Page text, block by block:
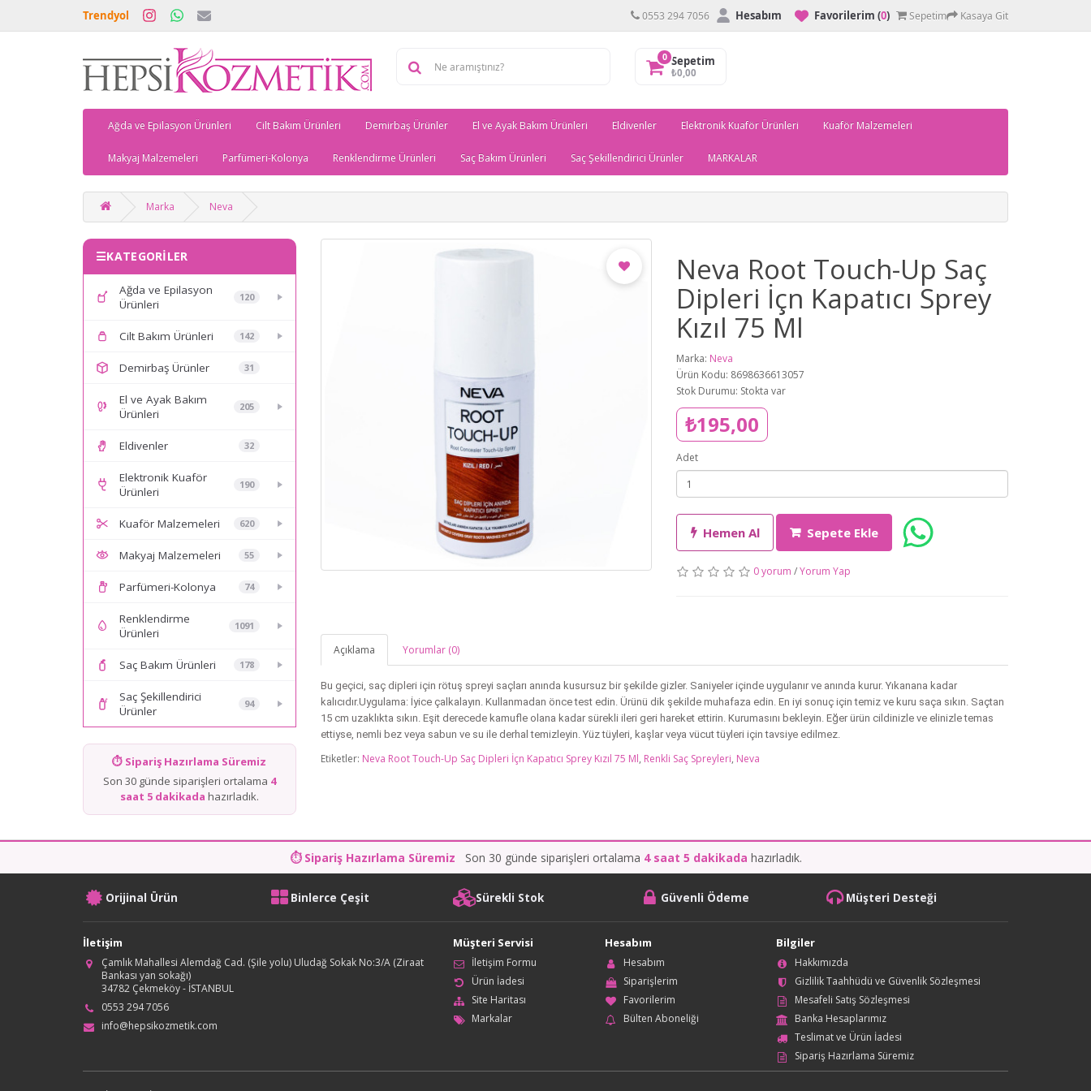
Trendyol 0553 294 7056 Hesabım Favorilerim (0) Sepetim Kasaya Git
0 Sepetim
₺0,00
Ağda ve Epilasyon Ürünleri Cilt Bakım Ürünleri Demirbaş Ürünler El ve Ayak Bakım Ürünleri Eldivenler Elektronik Kuaför Ürünleri Kuaför Malzemeleri
Makyaj Malzemeleri Parfümeri-Kolonya Renklendirme Ürünleri Saç Bakım Ürünleri Saç Şekillendirici Ürünler MARKALAR
Marka Neva
KATEGORİLER
Ağda ve Epilasyon
Ürünleri
120
Cilt Bakım Ürünleri 142
Demirbaş Ürünler 31
El ve Ayak Bakım
Ürünleri
205
Eldivenler 32
Elektronik Kuaför
Ürünleri
190
Kuaför Malzemeleri 620
Makyaj Malzemeleri 55
Parfümeri-Kolonya 74
Renklendirme
Ürünleri
1091
Saç Bakım Ürünleri 178
Saç Şekillendirici
Ürünler
94
⏱ Sipariş Hazırlama Süremiz
Son 30 günde siparişleri ortalama 4
saat 5 dakikada hazırladık.
Neva Root Touch-Up Saç
Dipleri İçn Kapatıcı Sprey
Kızıl 75 Ml
Marka: Neva
Ürün Kodu: 8698636613057
Stok Durumu: Stokta var
₺195,00
Adet
Hemen Al Sepete Ekle
0 yorum /Yorum Yap
Açıklama Yorumlar (0)
Bu geçici, saç dipleri için rötuş spreyi saçları anında kusursuz bir şekilde gizler. Saniyeler içinde uygulanır ve anında kurur. Yıkanana kadar
kalıcıdır.Uygulama: İyice çalkalayın. Kullanmadan önce test edin. Ürünü dik şekilde muhafaza edin. En iyi sonuç için temiz ve kuru saça sıkın. Saçtan
15 cm uzaklıkta sıkın. Eşit derecede kamufle olana kadar sürekli ileri geri hareket ettirin. Kurumasını bekleyin. Eğer ürün cildinizle ve elinizle temas
ettiyse, nemli bez veya sabun ve su ile derhal temizleyin. Yüz tüyleri, kaşlar veya vücut tüyleri için tavsiye edilmez.
Etiketler: Neva Root Touch-Up Saç Dipleri İçn Kapatıcı Sprey Kızıl 75 Ml, Renkli Saç Spreyleri, Neva
⏱ Sipariş Hazırlama Süremiz Son 30 günde siparişleri ortalama 4 saat 5 dakikada hazırladık.
Orijinal Ürün Binlerce Çeşit Sürekli Stok Güvenli Ödeme Müşteri Desteği
İletişim
Çamlık Mahallesi Alemdağ Cad. (Şile yolu) Uludağ Sokak No:3/A (Ziraat
Bankası yan sokağı)
34782 Çekmeköy - İSTANBUL
0553 294 7056
info@hepsikozmetik.com
Müşteri Servisi
İletişim Formu
Ürün İadesi
Site Haritası
Markalar
Hesabım
Hesabım
Siparişlerim
Favorilerim
Bülten Aboneliği
Bilgiler
Hakkımızda
Gizlilik Taahhüdü ve Güvenlik Sözleşmesi
Mesafeli Satış Sözleşmesi
Banka Hesaplarımız
Teslimat ve Ürün İadesi
Sipariş Hazırlama Süremiz